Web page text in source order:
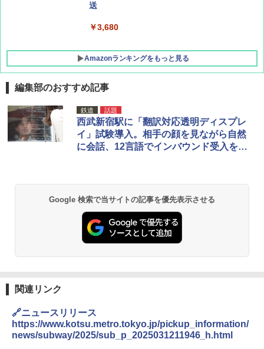
ATCW-150B エクルベージュ
￥-
送
￥3,680
Amazonランキングをもっと見る
編集部のおすすめ記事
鉄道 話題
西武新宿駅に「翻訳対応透明ディスプレ
イ」試験導入。相手の顔を見ながら自然
に会話、12言語でインバウンド受入を強
Google 検索で当サイトの記事を優先表示させる
関連リンク
🔗ニュースリリース
https://www.kotsu.metro.tokyo.jp/pickup_information/
news/subway/2025/sub_p_2025031211946_h.html